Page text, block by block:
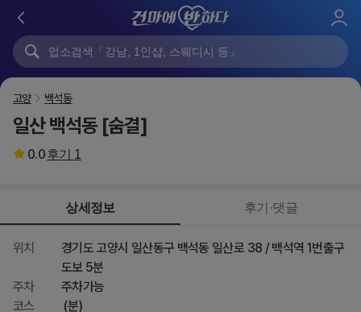
로
고양 백석동
일산 백석동 [숨결]
0.0후기 1
상세정보 후기·댓글
위치
경기도 고양시 일산동구 백석동 일산로 38 / 백석역 1번출구
도보 5분
주차
주차가능
코스
(분)